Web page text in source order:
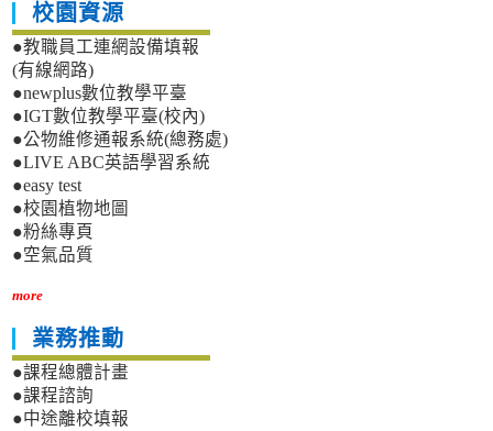
校園資源
●教職員工連網設備填報
(有線網路)
●newplus數位教學平臺
●IGT數位教學平臺(校內)
●公物維修通報系統(總務處)
●LIVE ABC英語學習系統
●easy test
●校園植物地圖
●粉絲專頁
●空氣品質
more
業務推動
●課程總體計畫
●課程諮詢
●中途離校填報